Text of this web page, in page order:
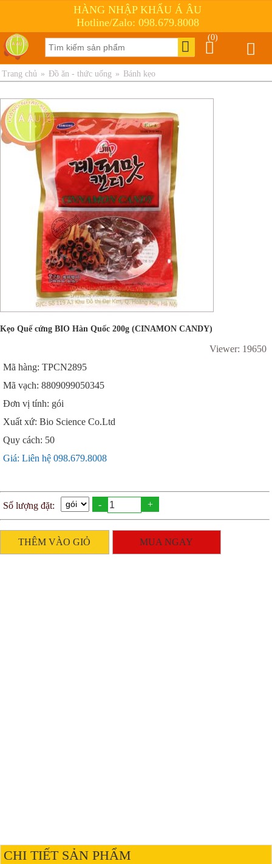
HÀNG NHẬP KHẨU Á ÂU
Hotline/Zalo: 098.679.8008
(0)
Trang chủ » Đồ ăn - thức uống » Bánh kẹo
Kẹo Quế cứng BIO Hàn Quốc 200g (CINAMON CANDY)
Viewer: 19650
Mã hàng: TPCN2895
Mã vạch: 8809099050345
Đơn vị tính: gói
Xuất xứ: Bio Science Co.Ltd
Quy cách: 50
Giá: Liên hệ 098.679.8008
Số lượng đặt: - +
THÊM VÀO GIỎ MUA NGAY
CHI TIẾT SẢN PHẨM